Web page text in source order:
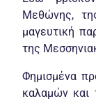
Μεθώνης,
μαγευτική
της
Φημισμένα
καλαμών και